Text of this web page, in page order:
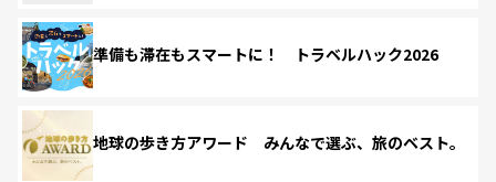
準備も滞在もスマートに！ トラベルハック2026
地球の歩き方アワード みんなで選ぶ、旅のベスト。